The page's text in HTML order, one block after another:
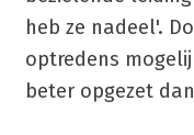
heb ze nadeel'.
optredens
beter opgezet